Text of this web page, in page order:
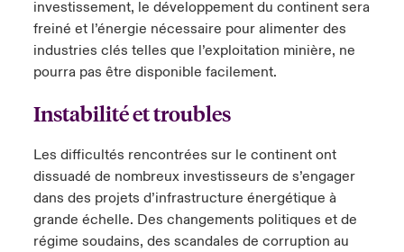
investissement, le développement du continent sera
freiné et l’énergie nécessaire pour alimenter des
industries clés telles que l’exploitation minière, ne
pourra pas être disponible facilement.
Instabilité et troubles
Les difficultés rencontrées sur le continent ont
dissuadé de nombreux investisseurs de s’engager
dans des projets d’infrastructure énergétique à
grande échelle. Des changements politiques et de
régime soudains, des scandales de corruption au